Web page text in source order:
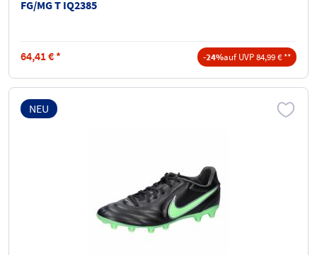
FG/MG T IQ2385
64,41€ * -24%auf UVP 84,99 € **
NEU